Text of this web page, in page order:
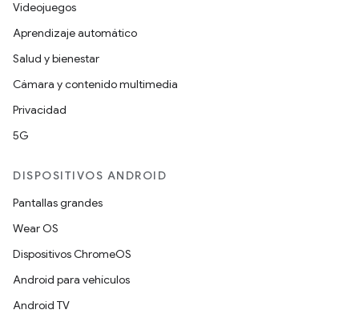
Videojuegos
Aprendizaje automático
Salud y bienestar
Cámara y contenido multimedia
Privacidad
5G
DISPOSITIVOS ANDROID
Pantallas grandes
Wear OS
Dispositivos ChromeOS
Android para vehículos
Android TV